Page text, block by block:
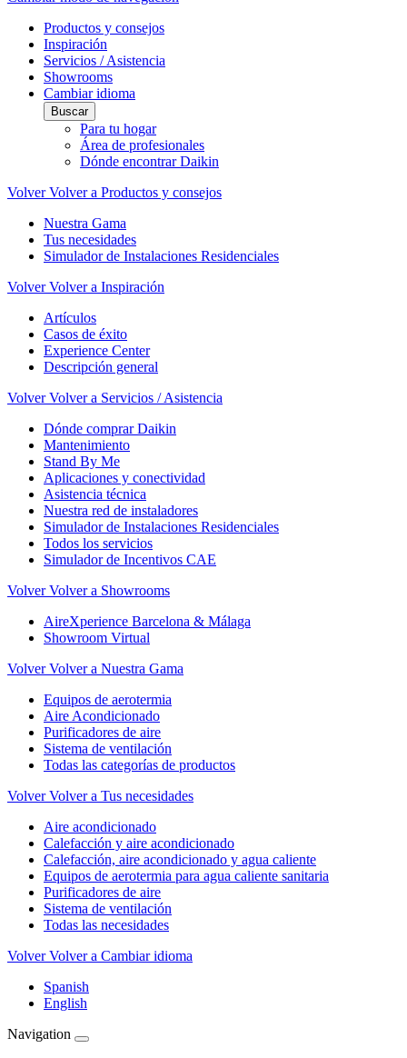
Productos y consejos
Inspiración
Servicios / Asistencia
Showrooms
Cambiar idioma
Buscar
Para tu hogar
Área de profesionales
Dónde encontrar Daikin
Volver Volver a Productos y consejos
Nuestra Gama
Tus necesidades
Simulador de Instalaciones Residenciales
Volver Volver a Inspiración
Artículos
Casos de éxito
Experience Center
Descripción general
Volver Volver a Servicios / Asistencia
Dónde comprar Daikin
Mantenimiento
Stand By Me
Aplicaciones y conectividad
Asistencia técnica
Nuestra red de instaladores
Simulador de Instalaciones Residenciales
Todos los servicios
Simulador de Incentivos CAE
Volver Volver a Showrooms
AireXperience Barcelona & Málaga
Showroom Virtual
Volver Volver a Nuestra Gama
Equipos de aerotermia
Aire Acondicionado
Purificadores de aire
Sistema de ventilación
Todas las categorías de productos
Volver Volver a Tus necesidades
Aire acondicionado
Calefacción y aire acondicionado
Calefacción, aire acondicionado y agua caliente
Equipos de aerotermia para agua caliente sanitaria
Purificadores de aire
Sistema de ventilación
Todas las necesidades
Volver Volver a Cambiar idioma
Spanish
English
Navigation